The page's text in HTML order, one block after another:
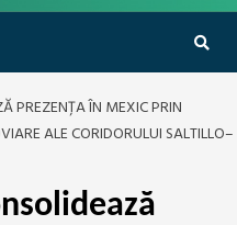
PREZENȚA ÎN MEXIC PRIN
ALE CORIDORULUI SALTILLO–